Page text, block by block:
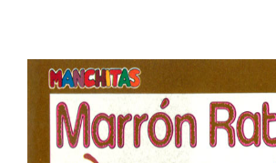
Merchandising
y regalos
Tienda de
Correos